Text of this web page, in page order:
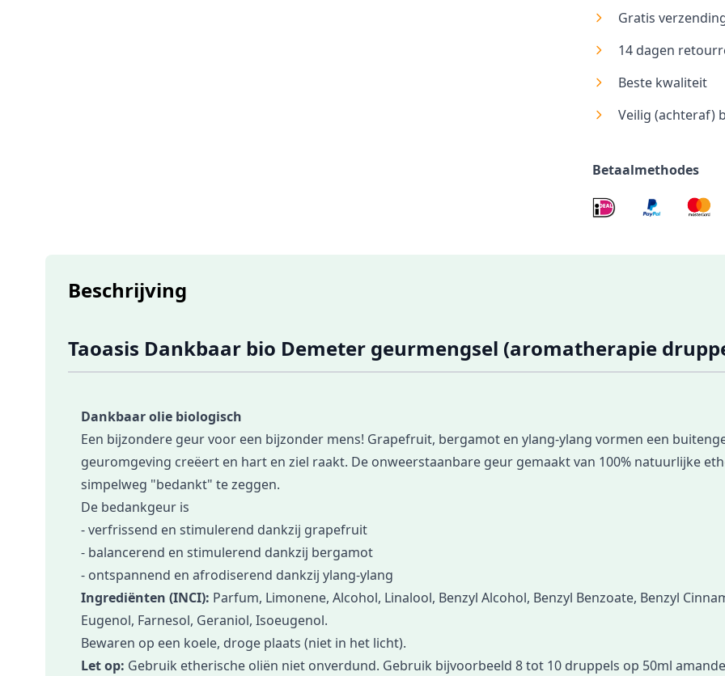
Gratis
14 dagen
Beste kwaliteit
Veilig (achteraf)
Betaalmethodes
Beschrijving
Taoasis Dankbaar bio Demeter geurmengsel (aromatherapie
Dankbaar olie biologisch
Een bijzondere geur voor een bijzonder mens! Grapefruit, bergamot en ylang-ylang vormen een
geuromgeving creëert en hart en ziel raakt. De onweerstaanbare geur gemaakt van 100% natuurlijke
simpelweg "bedankt" te zeggen.
De bedankgeur is
- verfrissend en stimulerend dankzij grapefruit
- balancerend en stimulerend dankzij bergamot
- ontspannend en afrodiserend dankzij ylang-ylang
Ingrediënten (INCI): Parfum, Limonene, Alcohol, Linalool, Benzyl Alcohol, Benzyl Benzoate, Benzyl
Eugenol, Farnesol, Geraniol, Isoeugenol.
Bewaren op een koele, droge plaats (niet in het licht).
Let op: Gebruik etherische oliën niet onverdund. Gebruik bijvoorbeeld 8 tot 10 druppels op 50ml